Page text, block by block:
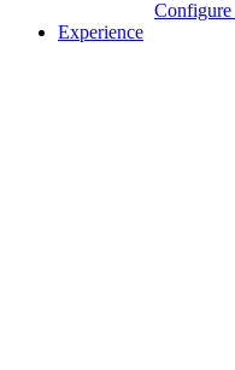
Configure
Experience